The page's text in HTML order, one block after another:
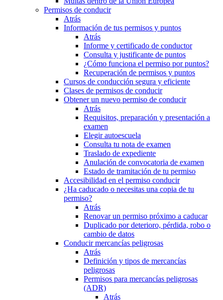
Permisos de conducir
Atrás
Información de tus permisos y puntos
Atrás
Informe y certificado de conductor
Consulta y justificante de puntos
¿Cómo funciona el permiso por puntos?
Recuperación de permisos y puntos
Cursos de conducción segura y eficiente
Clases de permisos de conducir
Obtener un nuevo permiso de conducir
Atrás
Requisitos, preparación y presentación a
examen
Elegir autoescuela
Consulta tu nota de examen
Traslado de expediente
Anulación de convocatoria de examen
Estado de tramitación de tu permiso
Accesibilidad en el permiso conducir
¿Ha caducado o necesitas una copia de tu
permiso?
Atrás
Renovar un permiso próximo a caducar
Duplicado por deterioro, pérdida, robo o
cambio de datos
Conducir mercancías peligrosas
Atrás
Definición y tipos de mercancías
peligrosas
Permisos para mercancías peligrosas
(ADR)
Atrás